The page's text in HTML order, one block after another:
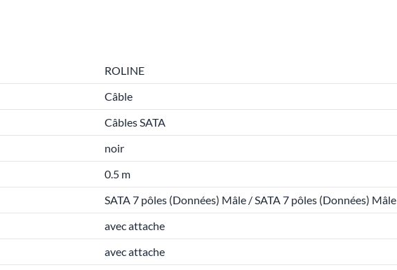
ROLINE
Câble
Câbles SATA
noir
0.5 m
SATA 7 pôles (Données) Mâle / SATA 7 pôles (Données) Mâle
avec attache
avec attache